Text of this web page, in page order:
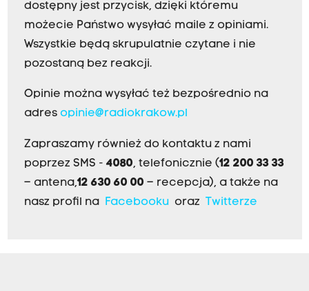
dostępny jest przycisk, dzięki któremu
możecie Państwo wysyłać maile z opiniami.
Wszystkie będą skrupulatnie czytane i nie
pozostaną bez reakcji.
Opinie można wysyłać też bezpośrednio na
adres opinie@radiokrakow.pl
Zapraszamy również do kontaktu z nami
poprzez SMS - 4080, telefonicznie (12 200 33 33
– antena,12 630 60 00 – recepcja), a także na
nasz profil na
Facebookuoraz Twitterze